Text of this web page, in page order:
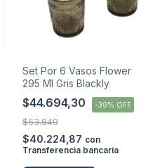
Set Por 6 Vasos Flower
295 Ml Gris Blackly
$44.694,30 -30% OFF
$63.849
$40.224,87 con
Transferencia bancaria